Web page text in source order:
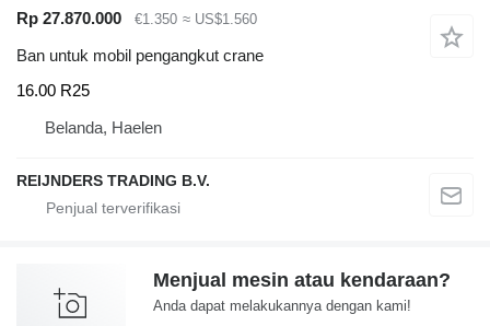
Rp 27.870.000
€1.350 ≈ US$1.560
Ban untuk mobil pengangkut crane
16.00 R25
Belanda, Haelen
REIJNDERS TRADING B.V.
Menjual mesin atau kendaraan?
Anda dapat melakukannya dengan kami!